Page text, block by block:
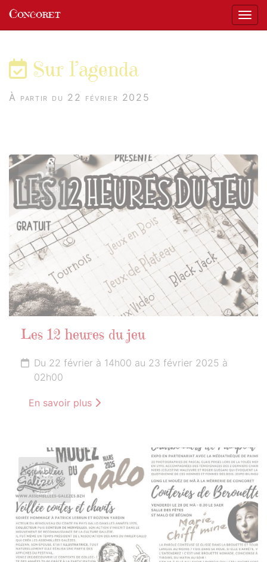
Concoret
Sur l’agenda
À partir du 22 février 2025
22
FÉVRIER
2025
Les 12 heures du jeu
Du 22 février à 14h00 au 23 février 2025 à
02h00
En savoir plus
1er
MARS
2025
Panneau de gestion des cookies